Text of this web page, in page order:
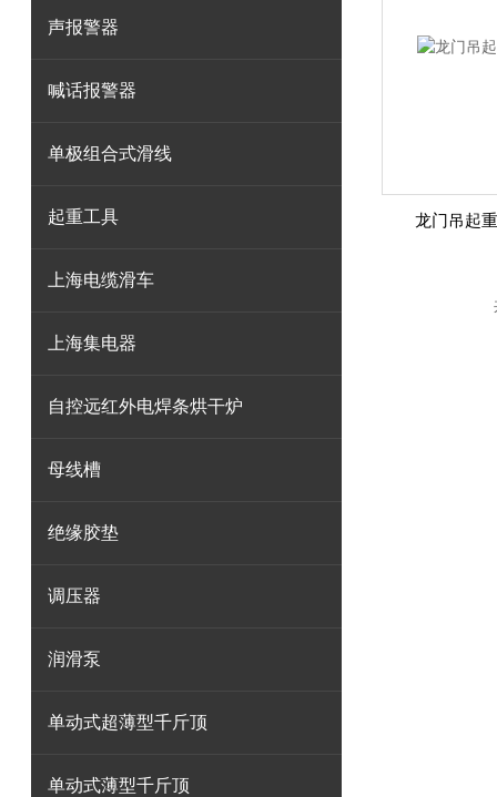
声报警器
喊话报警器
单极组合式滑线
起重工具
上海电缆滑车
上海集电器
自控远红外电焊条烘干炉
母线槽
绝缘胶垫
调压器
润滑泵
单动式超薄型千斤顶
单动式薄型千斤顶
龙门吊起